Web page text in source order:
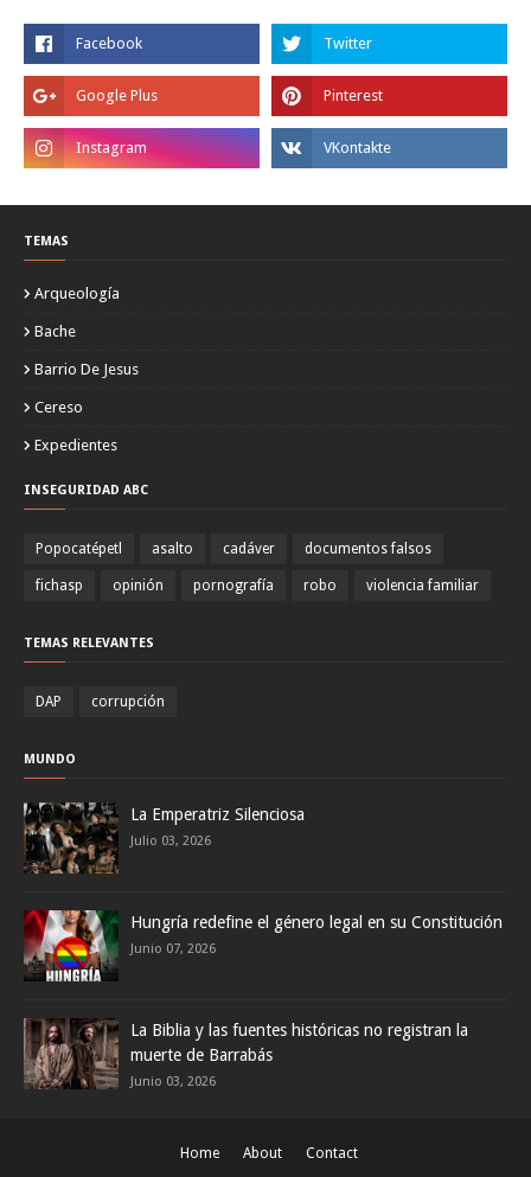
TEMAS
Arqueología
Bache
Barrio De Jesus
Cereso
Expedientes
INSEGURIDAD ABC
Popocatépetl asalto cadáver documentos falsos
fichasp opinión pornografía robo violencia familiar
TEMAS RELEVANTES
DAP corrupción
MUNDO
La Emperatriz Silenciosa
Julio 03, 2026
Hungría redefine el género legal en su Constitución
Junio 07, 2026
La Biblia y las fuentes históricas no registran la
muerte de Barrabás
Junio 03, 2026
Home About Contact